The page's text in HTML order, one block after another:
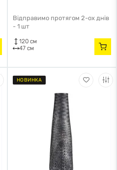
Відправимо протягом 2-ох днів
- 1 шт
120 см
47 см
НОВИНКА